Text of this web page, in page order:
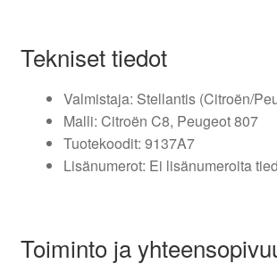
Tekniset tiedot
Valmistaja: Stellantis (Citroën/
Malli: Citroën C8, Peugeot 807
Tuotekoodit: 9137A7
Lisänumerot: Ei lisänumeroita
Toiminto ja